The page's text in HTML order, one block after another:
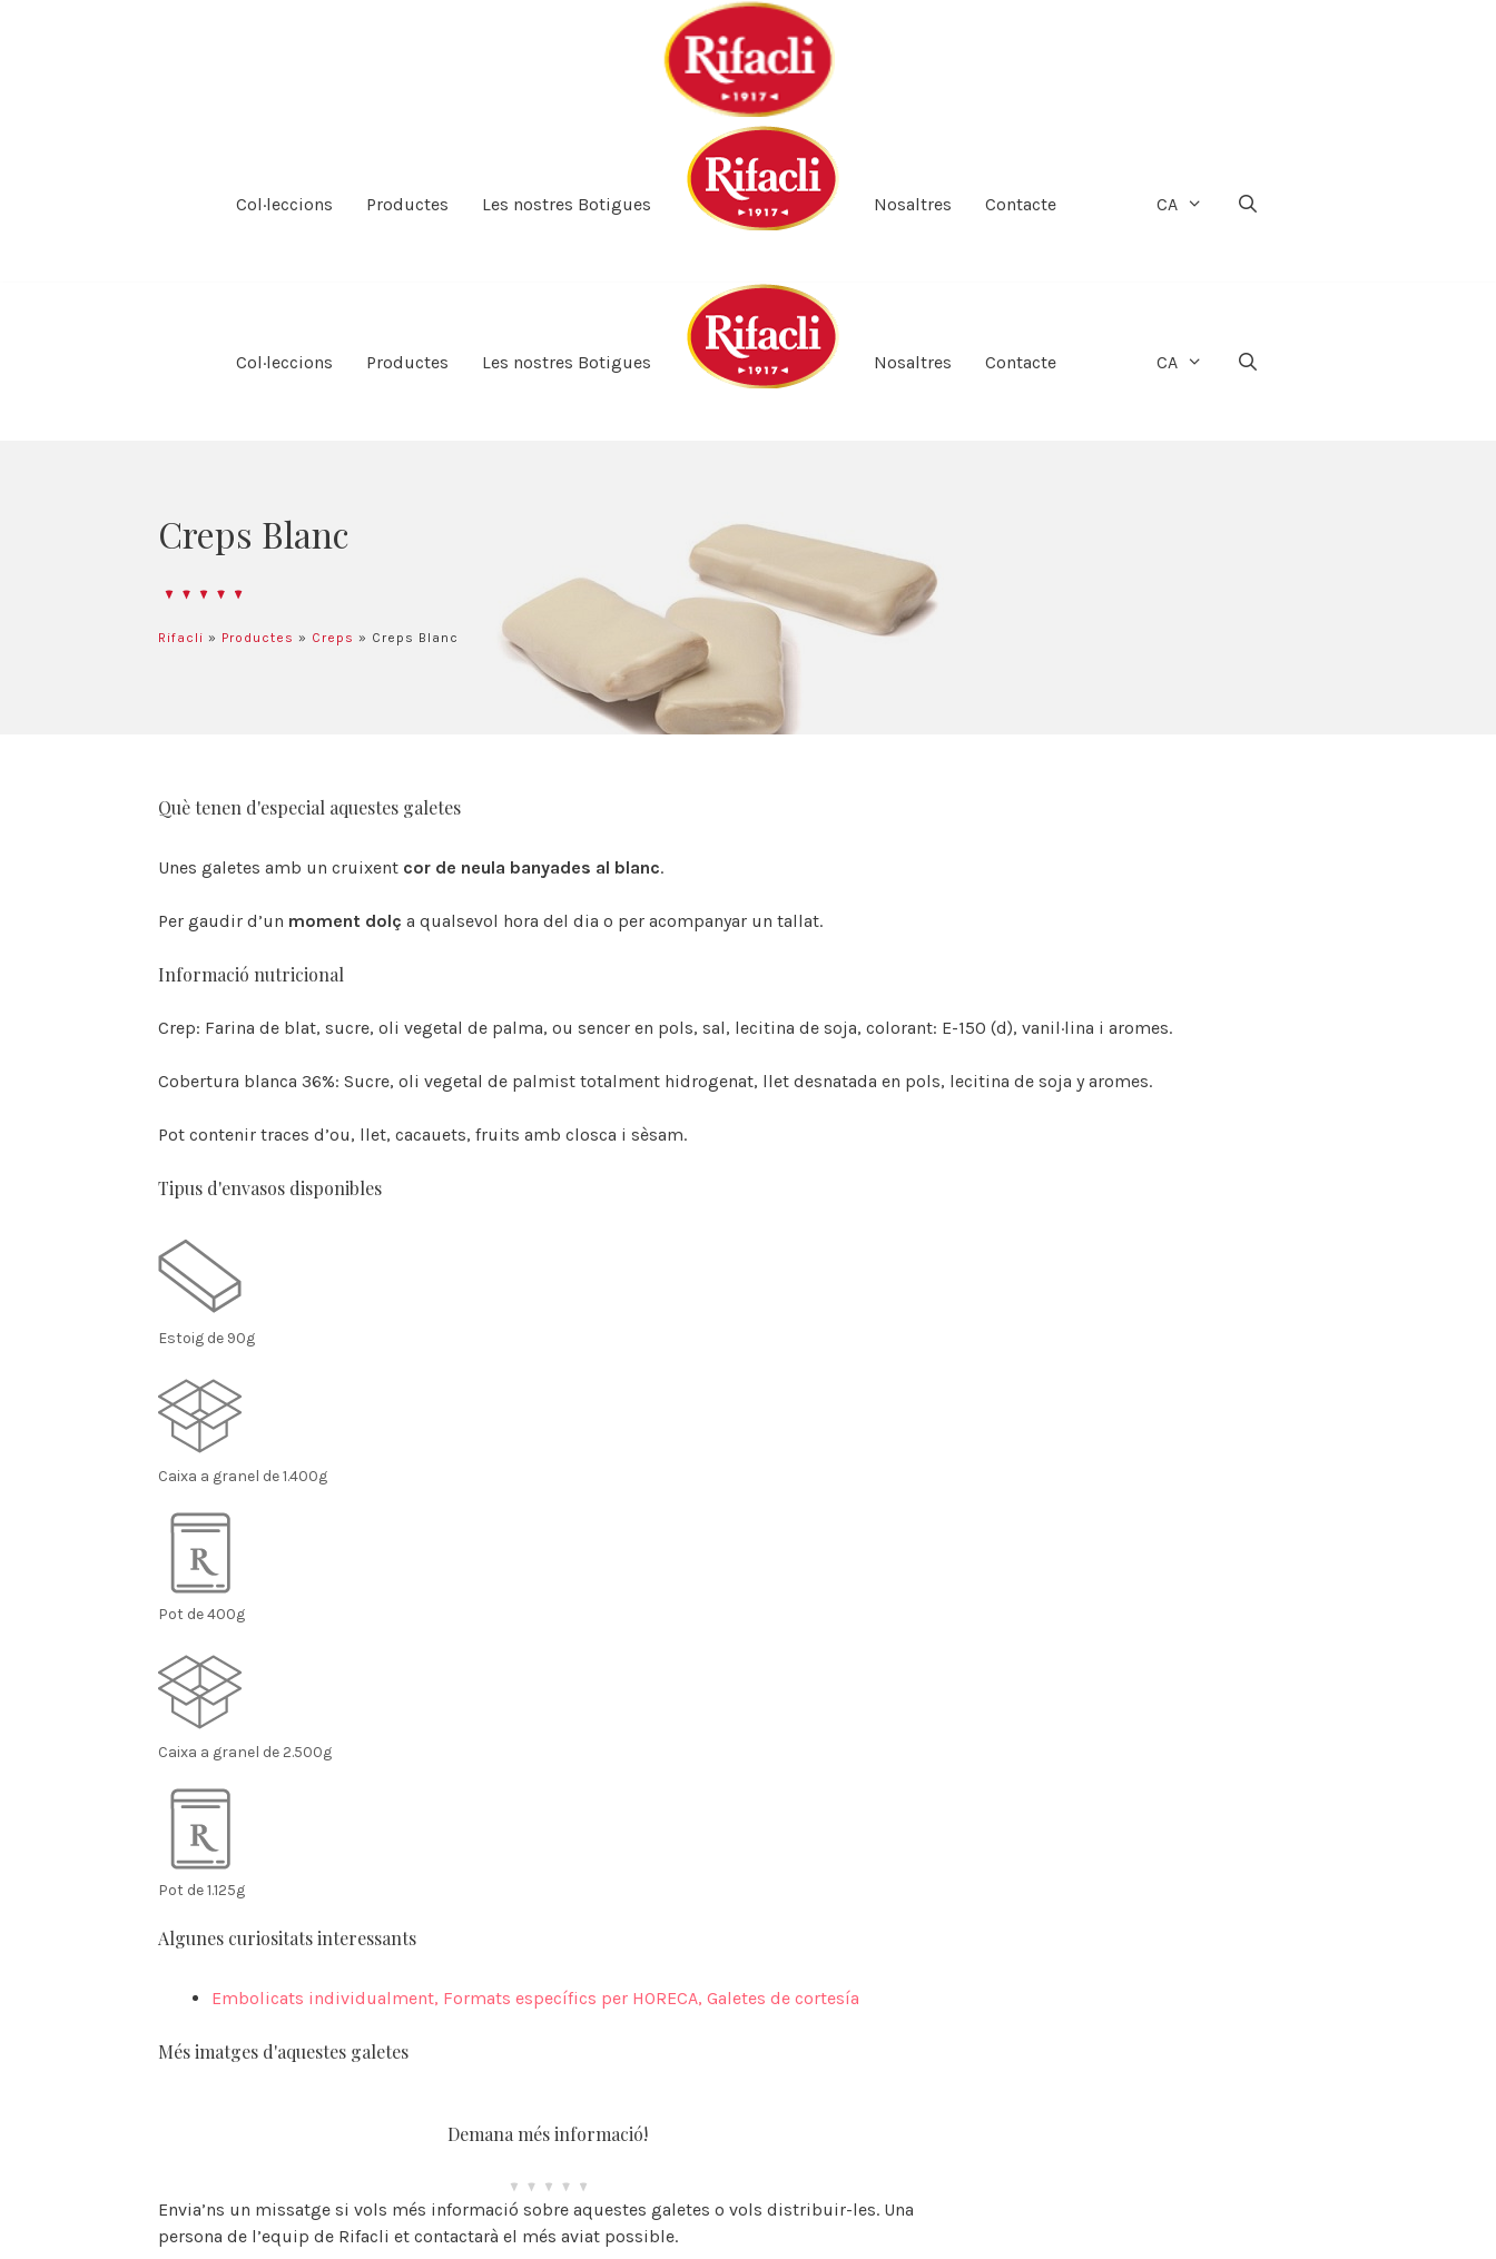
Col·leccions Productes Les nostres Botigues Nosaltres Contacte CA
Col·leccions Productes Les nostres Botigues Nosaltres Contacte CA
Creps Blanc
Rifacli » Productes » Creps » Creps Blanc
Què tenen d'especial aquestes galetes
Unes galetes amb un cruixent cor de neula banyades al blanc.
Per gaudir d’un moment dolç a qualsevol hora del dia o per acompanyar un tallat.
Informació nutricional
Crep: Farina de blat, sucre, oli vegetal de palma, ou sencer en pols, sal, lecitina de soja, colorant: E-150 (d), vanil·lina i aromes.
Cobertura blanca 36%: Sucre, oli vegetal de palmist totalment hidrogenat, llet desnatada en pols, lecitina de soja y aromes.
Pot contenir traces d’ou, llet, cacauets, fruits amb closca i sèsam.
Tipus d'envasos disponibles
Estoig de 90g
Caixa a granel de 1.400g
Pot de 400g
Caixa a granel de 2.500g
Pot de 1.125g
Algunes curiositats interessants
Embolicats individualment, Formats específics per HORECA, Galetes de cortesía
Més imatges d'aquestes galetes
Demana més informació!
Envia’ns un missatge si vols més informació sobre aquestes galetes o vols distribuir-les. Una
persona de l’equip de Rifacli et contactarà el més aviat possible.